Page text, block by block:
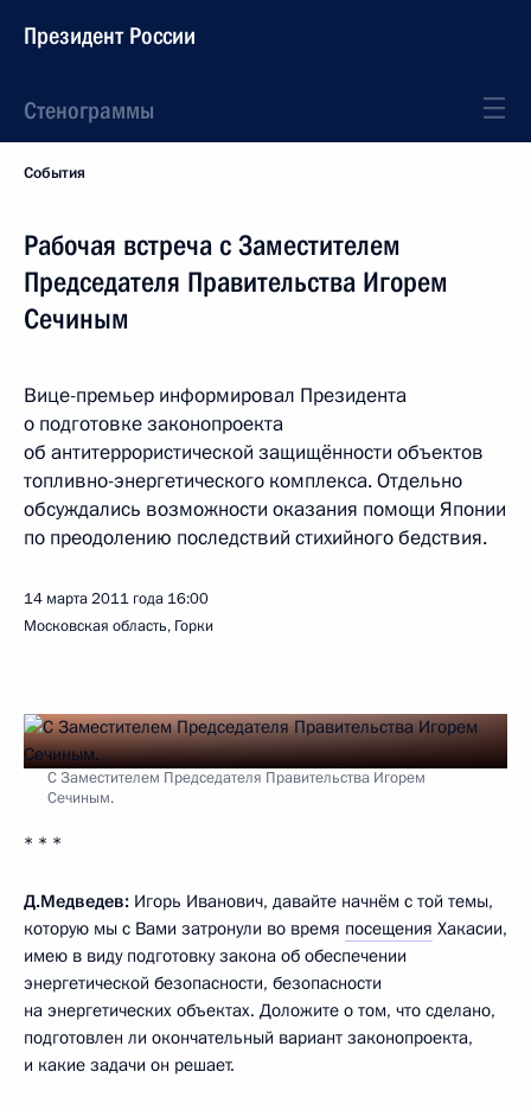
Президент России
Стенограммы
События
Рабочая встреча с Заместителем
Председателя Правительства Игорем
Сечиным
Вице-премьер информировал Президента
о подготовке законопроекта
об антитеррористической защищённости объектов
топливно-энергетического комплекса. Отдельно
обсуждались возможности оказания помощи Японии
по преодолению последствий стихийного бедствия.
14 марта 2011 года 16:00
Московская область, Горки
С Заместителем Председателя Правительства Игорем
Сечиным.
* * *
Д.Медведев: Игорь Иванович, давайте начнём с той темы,
которую мы с Вами затронули во время посещения Хакасии,
имею в виду подготовку закона об обеспечении
энергетической безопасности, безопасности
на энергетических объектах. Доложите о том, что сделано,
подготовлен ли окончательный вариант законопроекта,
и какие задачи он решает.